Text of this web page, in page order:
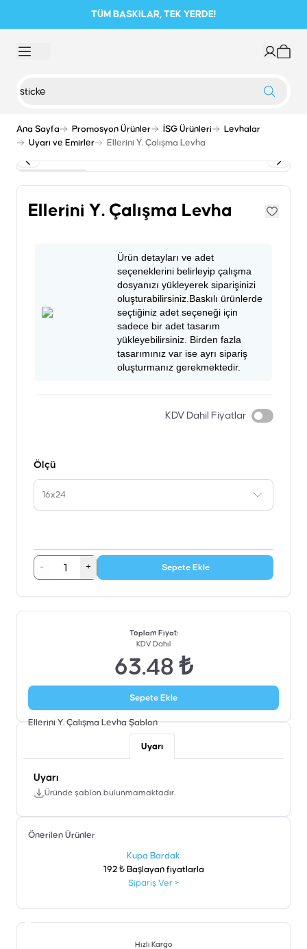
TÜM BASKILAR, TEK YERDE!
Ana Sayfa Promosyon Ürünler İSG Ürünleri
Levhalar
Uyarı ve Emirler
Ellerini Y. Çalışma Levha
Ellerini Y. Çalışma Levha
Ürün detayları ve adet
seçeneklerini belirleyip çalışma
dosyanızı yükleyerek siparişinizi
oluşturabilirsiniz.Baskılı ürünlerde
seçtiğiniz adet seçeneği için
sadece bir adet tasarım
yükleyebilirsiniz. Birden fazla
tasarımınız var ise ayrı sipariş
oluşturmanız gerekmektedir.
KDV Dahil Fiyatlar
Ölçü
16x24
- + Sepete Ekle
Toplam Fiyat:
KDV Dahil
63.48 ₺
Sepete Ekle
Ellerini Y. Çalışma Levha Şablon
Uyarı
Uyarı
Üründe şablon bulunmamaktadır.
Önerilen Ürünler
Kupa Bardak
192 ₺ Başlayan fiyatlarla
Sipariş Ver >
Hızlı Kargo